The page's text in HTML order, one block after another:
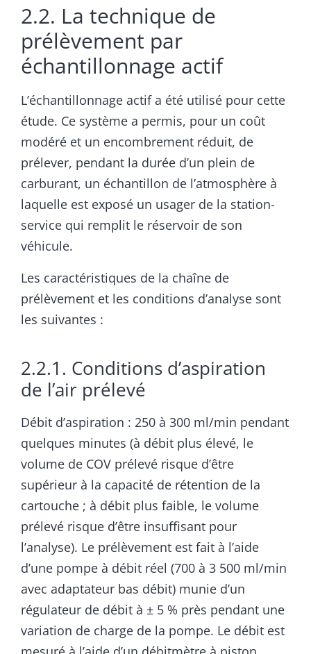
2.2. La technique de
prélèvement par
échantillonnage actif
L’échantillonnage actif a été utilisé pour cette
étude. Ce système a permis, pour un coût
modéré et un encombrement réduit, de
prélever, pendant la durée d’un plein de
carburant, un échantillon de l’atmosphère à
laquelle est exposé un usager de la station-
service qui remplit le réservoir de son
véhicule.
Les caractéristiques de la chaîne de
prélèvement et les conditions d’analyse sont
les suivantes :
2.2.1. Conditions d’aspiration
de l’air prélevé
Débit d’aspiration : 250 à 300 ml/min pendant
quelques minutes (à débit plus élevé, le
volume de COV prélevé risque d’être
supérieur à la capacité de rétention de la
cartouche ; à débit plus faible, le volume
prélevé risque d’être insuffisant pour
l’analyse). Le prélèvement est fait à l’aide
d’une pompe à débit réel (700 à 3 500 ml/min
avec adaptateur bas débit) munie d’un
régulateur de débit à ± 5 % près pendant une
variation de charge de la pompe. Le débit est